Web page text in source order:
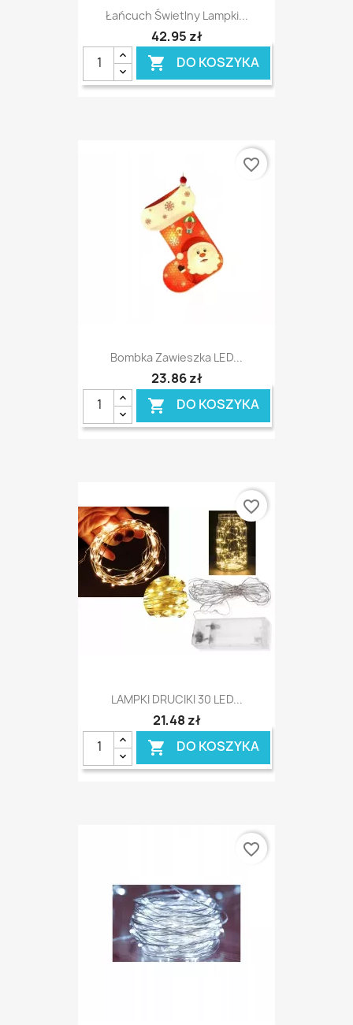
Łańcuch Świetlny Lampki...
42,95 zł
 DO KOSZYKA
Bombka Zawieszka LED...
23,86 zł
 DO KOSZYKA
favorite_border
LAMPKI DRUCIKI 30 LED...
21,48 zł
 DO KOSZYKA
favorite_border
favorite_border